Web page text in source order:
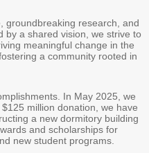
groundbreaking research, and
by a shared vision, we strive to
meaningful change in the
a community rooted in
In May 2025, we
million donation, we have
a new dormitory building
and scholarships for
new student programs.